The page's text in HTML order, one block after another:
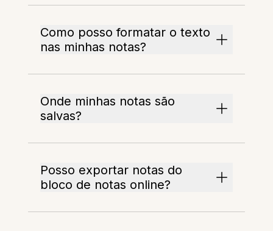
Como posso formatar o texto
nas minhas notas?
Onde minhas notas são
salvas?
Posso exportar notas do
bloco de notas online?